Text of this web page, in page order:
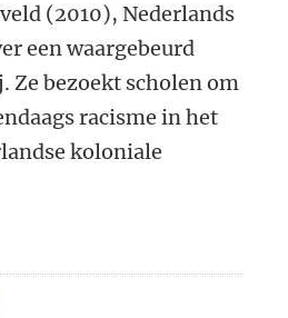
(2010), Nederlands
een waargebeurd
Ze bezoekt scholen om
racisme in het
koloniale
WhatsApp
via Mastodon